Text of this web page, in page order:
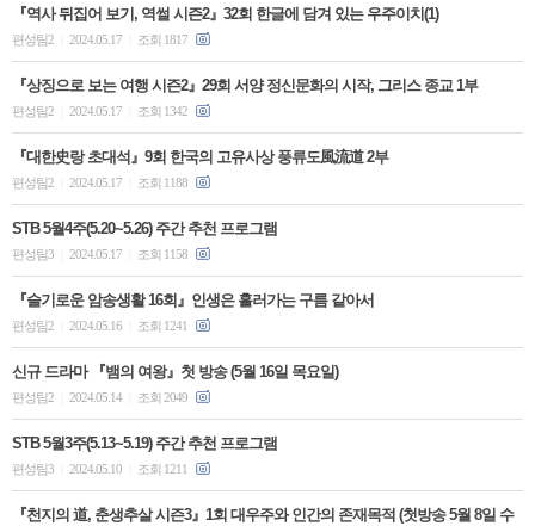
『역사 뒤집어 보기, 역썰 시즌2』32회 한글에 담겨 있는 우주이치(1)
편성팀2 2024.05.17 조회 1817
『상징으로 보는 여행 시즌2』29회 서양 정신문화의 시작, 그리스 종교 1부
편성팀2 2024.05.17 조회 1342
『대한史랑 초대석』9회 한국의 고유사상 풍류도風流道 2부
편성팀2 2024.05.17 조회 1188
STB 5월4주(5.20~5.26) 주간 추천 프로그램
편성팀3 2024.05.17 조회 1158
『슬기로운 암송생활 16회』인생은 흘러가는 구름 같아서
편성팀2 2024.05.16 조회 1241
신규 드라마 『뱀의 여왕』첫 방송 (5월 16일 목요일)
편성팀2 2024.05.14 조회 2049
STB 5월3주(5.13~5.19) 주간 추천 프로그램
편성팀3 2024.05.10 조회 1211
『천지의 道, 춘생추살 시즌3』1회 대우주와 인간의 존재목적 (첫방송 5월 8일 수